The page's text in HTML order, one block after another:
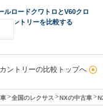
ルロードクワトロとV60クロ
カントリーを比較する
ントリーの比較トップへ
全国のレクサス NXの中古車